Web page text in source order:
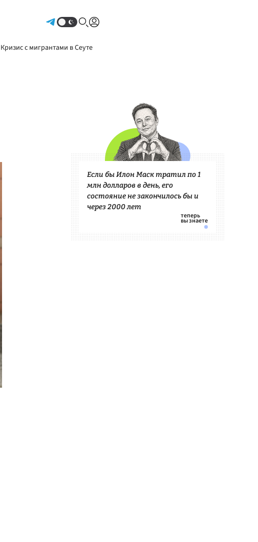
Кризис с мигрантами в Сеуте
Если бы Илон Маск тратил по 1
млн долларов в день, его
состояние не закончилось бы и
через 2000 лет